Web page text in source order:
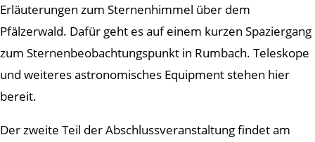
Erläuterungen zum Sternenhimmel über dem
Pfälzerwald. Dafür geht es auf einem kurzen Spaziergang
zum Sternenbeobachtungspunkt in Rumbach. Teleskope
und weiteres astronomisches Equipment stehen hier
bereit.
Der zweite Teil der Abschlussveranstaltung findet am